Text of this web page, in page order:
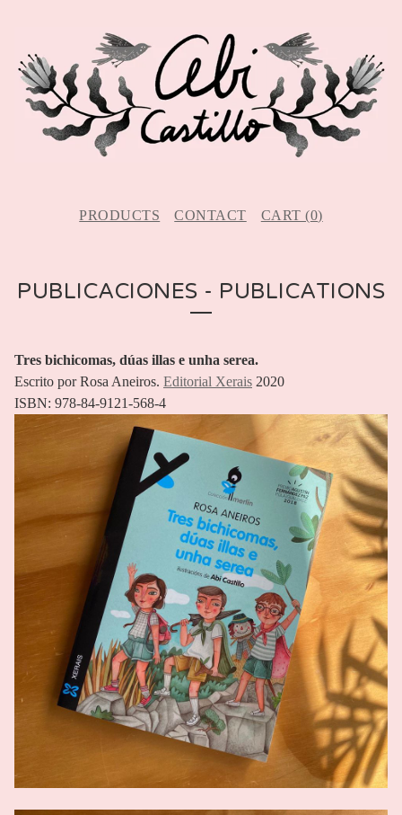
PRODUCTS CONTACT CART (0)
PUBLICACIONES - PUBLICATIONS
Tres bichicomas, dúas illas e unha serea.
Escrito por Rosa Aneiros. Editorial Xerais 2020
ISBN: 978-84-9121-568-4